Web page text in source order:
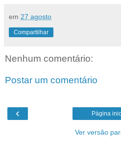
em 27 agosto
Compartilhar
Nenhum comentário:
Postar um comentário
‹ Página
Ver versão